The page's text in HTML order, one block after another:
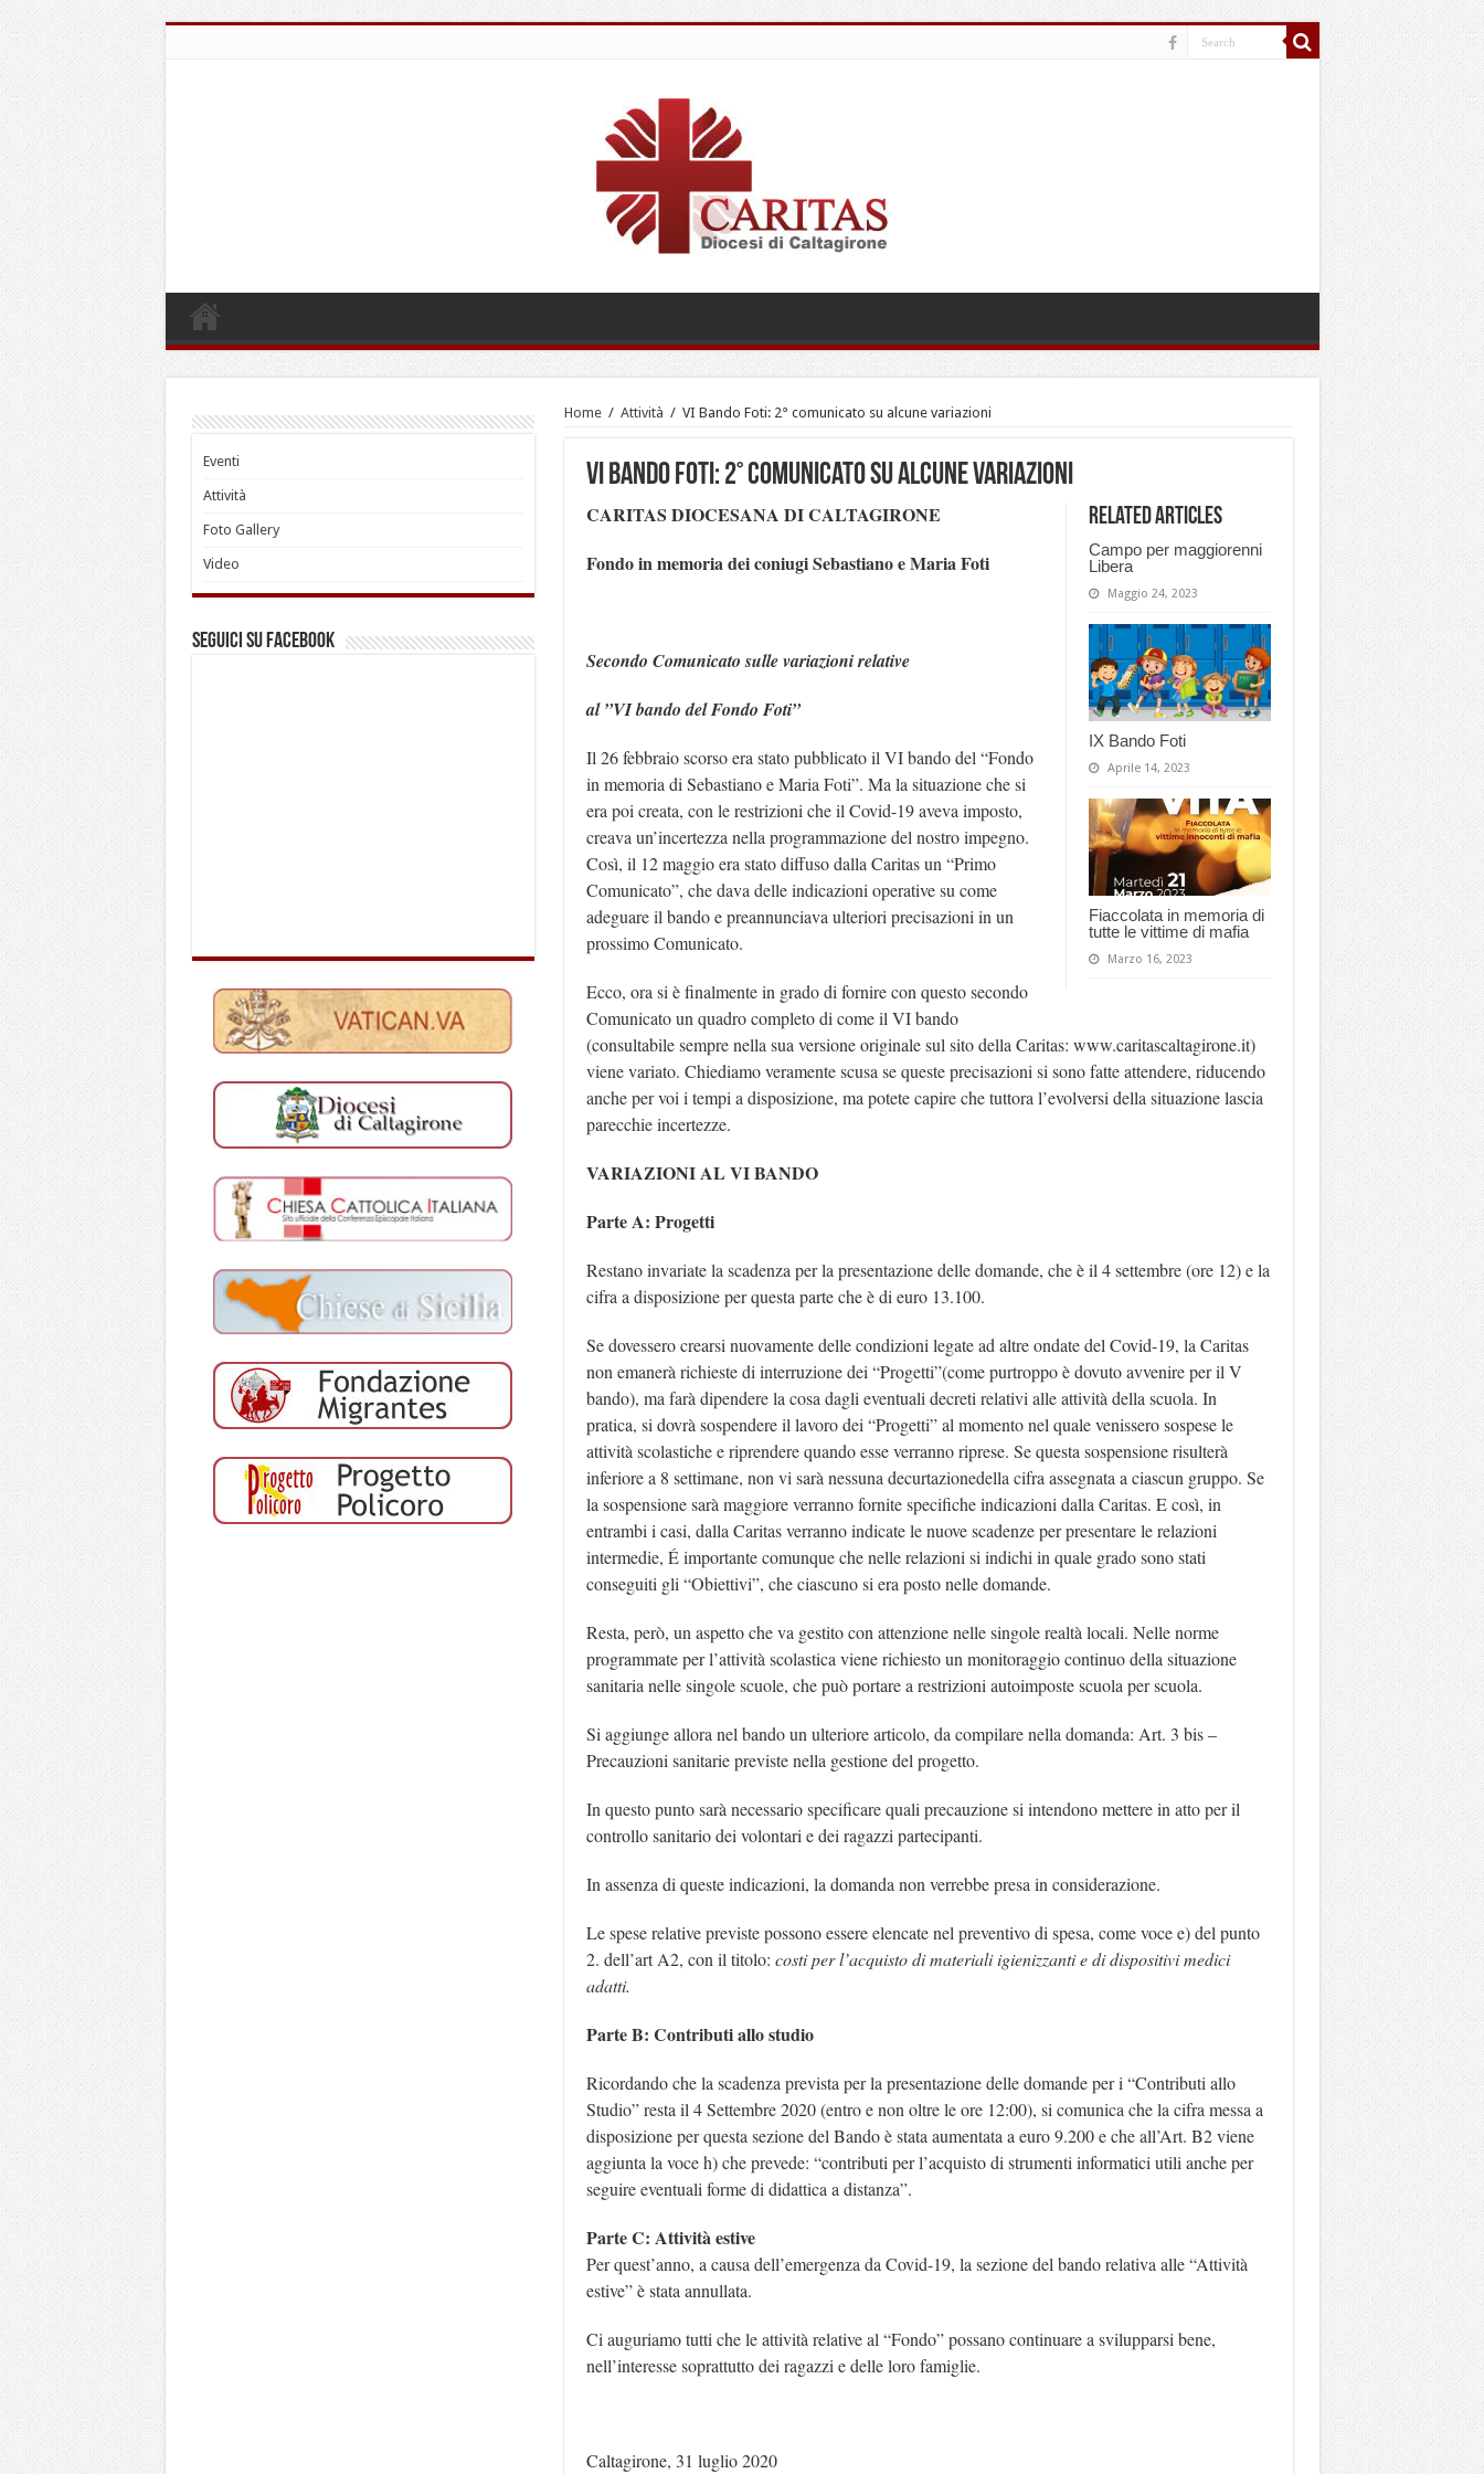
Home / Attività / VI Bando Foti: 2° comunicato su alcune variazioni
VI Bando Foti: 2° comunicato su alcune variazioni
Related Articles
Campo per maggiorenni
Libera
Maggio 24, 2023
IX Bando Foti
Aprile 14, 2023
Fiaccolata in memoria di
tutte le vittime di mafia
Marzo 16, 2023
CARITAS DIOCESANA DI CALTAGIRONE
Fondo in memoria dei coniugi Sebastiano e Maria Foti
Secondo Comunicato sulle variazioni relative
al ”VI bando del Fondo Foti”
Il 26 febbraio scorso era stato pubblicato il VI bando del “Fondo
in memoria di Sebastiano e Maria Foti”. Ma la situazione che si
era poi creata, con le restrizioni che il Covid-19 aveva imposto,
creava un’incertezza nella programmazione del nostro impegno.
Così, il 12 maggio era stato diffuso dalla Caritas un “Primo
Comunicato”, che dava delle indicazioni operative su come
adeguare il bando e preannunciava ulteriori precisazioni in un
prossimo Comunicato.
Ecco, ora si è finalmente in grado di fornire con questo secondo
Comunicato un quadro completo di come il VI bando
(consultabile sempre nella sua versione originale sul sito della Caritas: www.caritascaltagirone.it)
viene variato. Chiediamo veramente scusa se queste precisazioni si sono fatte attendere, riducendo
anche per voi i tempi a disposizione, ma potete capire che tuttora l’evolversi della situazione lascia
parecchie incertezze.
VARIAZIONI AL VI BANDO
Parte A: Progetti
Restano invariate la scadenza per la presentazione delle domande, che è il 4 settembre (ore 12) e la
cifra a disposizione per questa parte che è di euro 13.100.
Se dovessero crearsi nuovamente delle condizioni legate ad altre ondate del Covid-19, la Caritas
non emanerà richieste di interruzione dei “Progetti”(come purtroppo è dovuto avvenire per il V
bando), ma farà dipendere la cosa dagli eventuali decreti relativi alle attività della scuola. In
pratica, si dovrà sospendere il lavoro dei “Progetti” al momento nel quale venissero sospese le
attività scolastiche e riprendere quando esse verranno riprese. Se questa sospensione risulterà
inferiore a 8 settimane, non vi sarà nessuna decurtazionedella cifra assegnata a ciascun gruppo. Se
la sospensione sarà maggiore verranno fornite specifiche indicazioni dalla Caritas. E così, in
entrambi i casi, dalla Caritas verranno indicate le nuove scadenze per presentare le relazioni
intermedie, É importante comunque che nelle relazioni si indichi in quale grado sono stati
conseguiti gli “Obiettivi”, che ciascuno si era posto nelle domande.
Resta, però, un aspetto che va gestito con attenzione nelle singole realtà locali. Nelle norme
programmate per l’attività scolastica viene richiesto un monitoraggio continuo della situazione
sanitaria nelle singole scuole, che può portare a restrizioni autoimposte scuola per scuola.
Si aggiunge allora nel bando un ulteriore articolo, da compilare nella domanda: Art. 3 bis –
Precauzioni sanitarie previste nella gestione del progetto.
In questo punto sarà necessario specificare quali precauzione si intendono mettere in atto per il
controllo sanitario dei volontari e dei ragazzi partecipanti.
In assenza di queste indicazioni, la domanda non verrebbe presa in considerazione.
Le spese relative previste possono essere elencate nel preventivo di spesa, come voce e) del punto
2. dell’art A2, con il titolo: costi per l’acquisto di materiali igienizzanti e di dispositivi medici
adatti.
Parte B: Contributi allo studio
Ricordando che la scadenza prevista per la presentazione delle domande per i “Contributi allo
Studio” resta il 4 Settembre 2020 (entro e non oltre le ore 12:00), si comunica che la cifra messa a
disposizione per questa sezione del Bando è stata aumentata a euro 9.200 e che all’Art. B2 viene
aggiunta la voce h) che prevede: “contributi per l’acquisto di strumenti informatici utili anche per
seguire eventuali forme di didattica a distanza”.
Parte C: Attività estive
Per quest’anno, a causa dell’emergenza da Covid-19, la sezione del bando relativa alle “Attività
estive” è stata annullata.
Ci auguriamo tutti che le attività relative al “Fondo” possano continuare a svilupparsi bene,
nell’interesse soprattutto dei ragazzi e delle loro famiglie.
Caltagirone, 31 luglio 2020
Eventi
Attività
Foto Gallery
Video
Seguici su Facebook